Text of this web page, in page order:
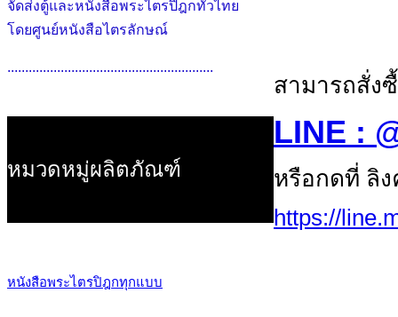
จัดส่งตู้และหนังสือพระไตรปิฎกทั่วไทย
โดยศูนย์หนังสือไตรลักษณ์
..........................................................
หมวดหมู่ผลิตภัณฑ์
หนังสือพระไตรปิฎกทุกแบบ
สามารถสั่ง
LINE :
หรือกดที่ ลิง
https://